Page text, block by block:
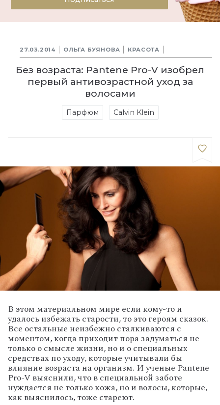
27.03.2014 ОЛЬГА БУЯНОВА КРАСОТА
Без возраста: Pantene Pro-V изобрел
первый антивозрастной уход за
волосами
Парфюм Calvin Klein
В этом материальном мире если кому-то и
удалось избежать старости, то это героям сказок.
Все остальные неизбежно сталкиваются с
моментом, когда приходит пора задуматься не
только о смысле жизни, но и о специальных
средствах по уходу, которые учитывали бы
влияние возраста на организм. И ученые Pantene
Pro-V выяснили, что в специальной заботе
нуждается не только кожа, но и волосы, которые,
как выяснилось, тоже стареют.